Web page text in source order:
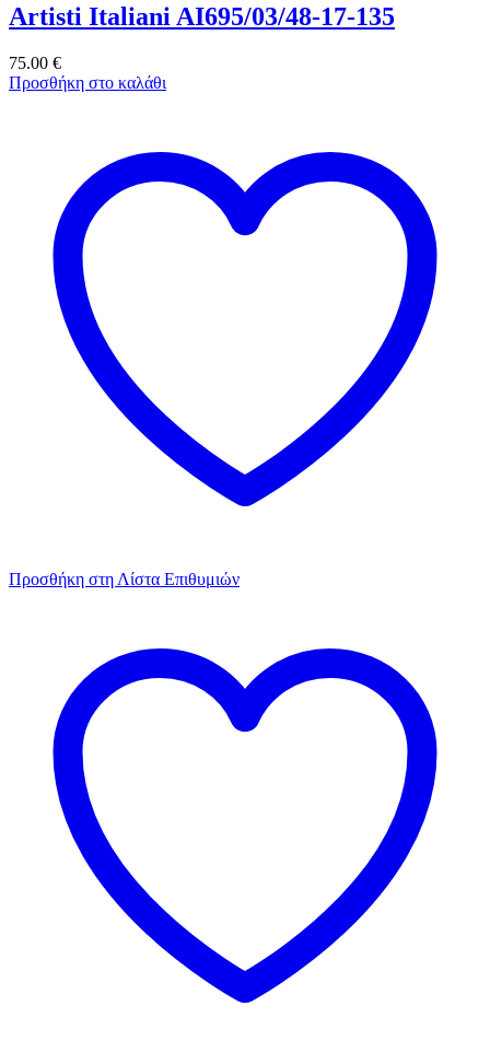
Artisti Italiani AI695/03/48-17-135
75.00 €
Προσθήκη στο καλάθι
Προσθήκη στη Λίστα Επιθυμιών